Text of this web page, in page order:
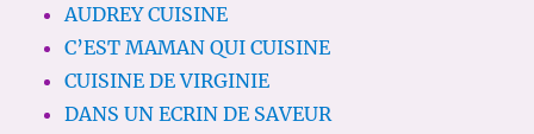
AUDREY CUISINE
C’EST MAMAN QUI CUISINE
CUISINE DE VIRGINIE
DANS UN ECRIN DE SAVEUR